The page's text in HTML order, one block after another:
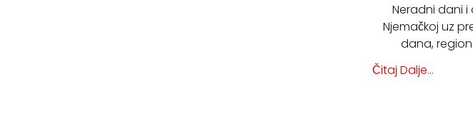
Neradni dani i
Njemačkoj uz
dana,
Čitaj Dalje...